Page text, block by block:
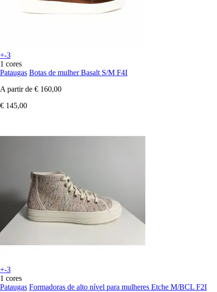
+-3
1 cores
Pataugas Botas de mulher Basalt S/M F4I
A partir de € 160,00
€ 145,00
+-3
1 cores
Pataugas Formadoras de alto nível para mulheres Etche M/BCL F2I